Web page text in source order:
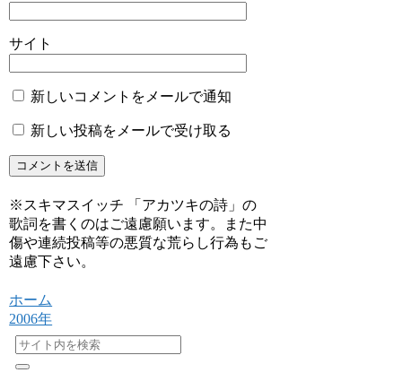
サイト
新しいコメントをメールで通知
新しい投稿をメールで受け取る
※スキマスイッチ 「アカツキの詩」の
歌詞を書くのはご遠慮願います。また中
傷や連続投稿等の悪質な荒らし行為もご
遠慮下さい。
ホーム
2006年